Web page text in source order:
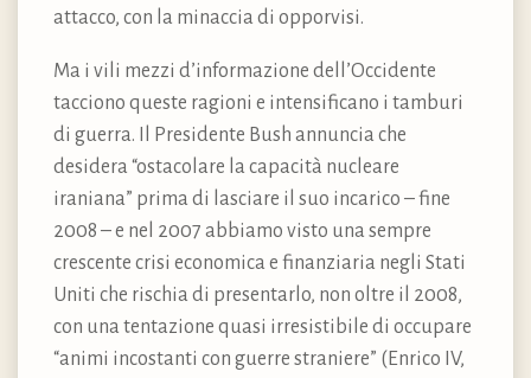
attacco, con la minaccia di opporvisi.
Ma i vili mezzi d’informazione dell’Occidente
tacciono queste ragioni e intensificano i tamburi
di guerra. Il Presidente Bush annuncia che
desidera “ostacolare la capacità nucleare
iraniana” prima di lasciare il suo incarico – fine
2008 – e nel 2007 abbiamo visto una sempre
crescente crisi economica e finanziaria negli Stati
Uniti che rischia di presentarlo, non oltre il 2008,
con una tentazione quasi irresistibile di occupare
“animi incostanti con guerre straniere” (Enrico IV,